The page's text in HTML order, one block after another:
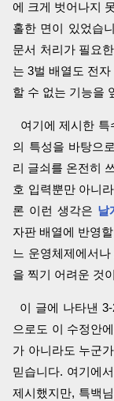
에 크게 벗어나지
홀한 면이 있었습
문서 처리가 필요
는 3벌 배열도 전
할 수 없는 기능을
여기에 제시한 특
의 특성을 바탕으
리 글쇠를 온전히
호 입력뿐만 아니
론 이런 생각은 날
자판 배열에 반영
느 운영체제에서
을 찍기 어려운 것
이 글에 나타낸
으로도 이 수정안
가 아니라도 누군
믿습니다. 여기에
제시했지만, 특백